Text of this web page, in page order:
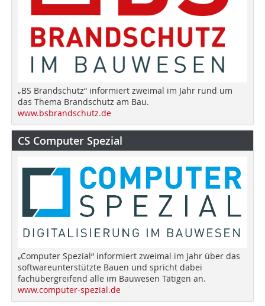
„BS Brandschutz“ informiert zweimal im Jahr rund um
das Thema Brandschutz am Bau.
www.bsbrandschutz.de
CS Computer Spezial
„Computer Spezial“ informiert zweimal im Jahr über das
softwareunterstützte Bauen und spricht dabei
fachübergreifend alle im Bauwesen Tätigen an.
www.computer-spezial.de